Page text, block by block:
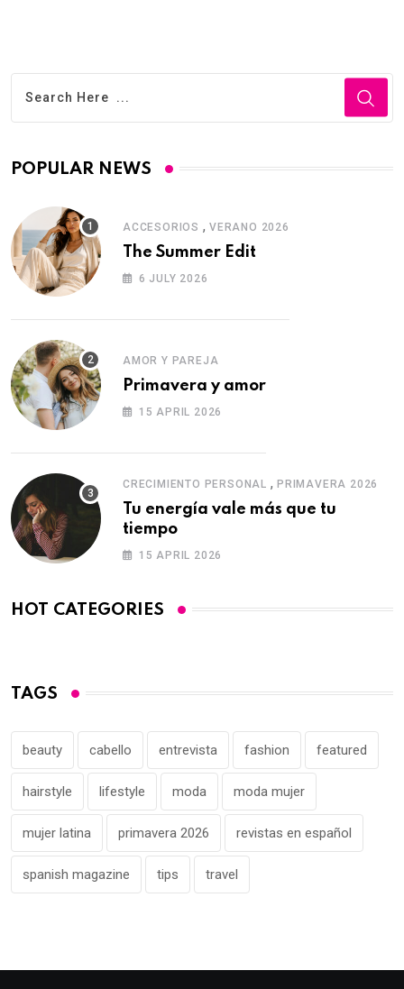
POPULAR NEWS
ACCESORIOS , VERANO 2026
The Summer Edit
6 JULY 2026
AMOR Y PAREJA
Primavera y amor
15 APRIL 2026
CRECIMIENTO PERSONAL , PRIMAVERA 2026
Tu energía vale más que tu
tiempo
15 APRIL 2026
HOT CATEGORIES
TAGS
beauty cabello entrevista fashion featured
hairstyle lifestyle moda moda mujer
mujer latina primavera 2026 revistas en español
spanish magazine tips travel